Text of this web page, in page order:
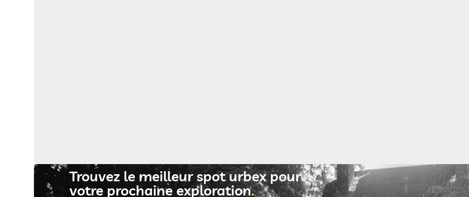
Trouvez le meilleur spot urbex pour
votre prochaine exploration​